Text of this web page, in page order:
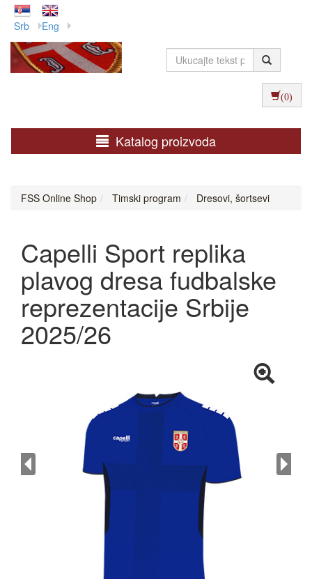
Srb Eng
(0)
Katalog proizvoda
FSS Online Shop Timski program Dresovi, šortsevi
Capelli Sport replika
plavog dresa fudbalske
reprezentacije Srbije
2025/26